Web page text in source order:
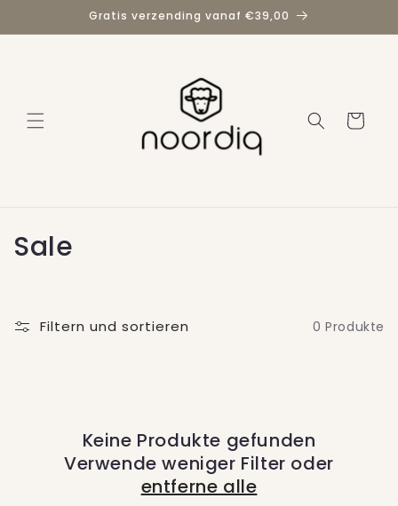
Inhalt
Gratis verzending vanaf €39,00
Warenkorb
K
t
Sale
Filtern und sortieren 0 Produkte
Keine Produkte gefunden
Verwende weniger Filter oder
entferne alle